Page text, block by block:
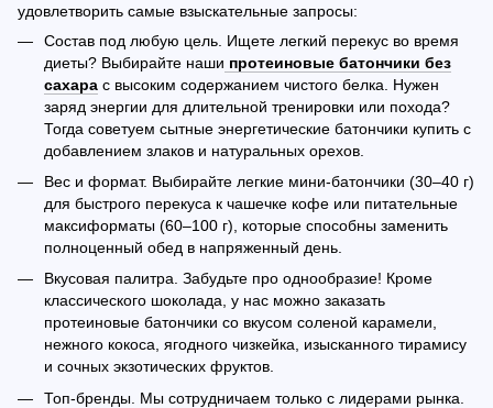
удовлетворить самые взыскательные запросы:
Состав под любую цель. Ищете легкий перекус во время
диеты? Выбирайте наши протеиновые батончики без
сахара с высоким содержанием чистого белка. Нужен
заряд энергии для длительной тренировки или похода?
Тогда советуем сытные энергетические батончики купить с
добавлением злаков и натуральных орехов.
Вес и формат. Выбирайте легкие мини-батончики (30–40 г)
для быстрого перекуса к чашечке кофе или питательные
максиформаты (60–100 г), которые способны заменить
полноценный обед в напряженный день.
Вкусовая палитра. Забудьте про однообразие! Кроме
классического шоколада, у нас можно заказать
протеиновые батончики со вкусом соленой карамели,
нежного кокоса, ягодного чизкейка, изысканного тирамису
и сочных экзотических фруктов.
Топ-бренды. Мы сотрудничаем только с лидерами рынка.